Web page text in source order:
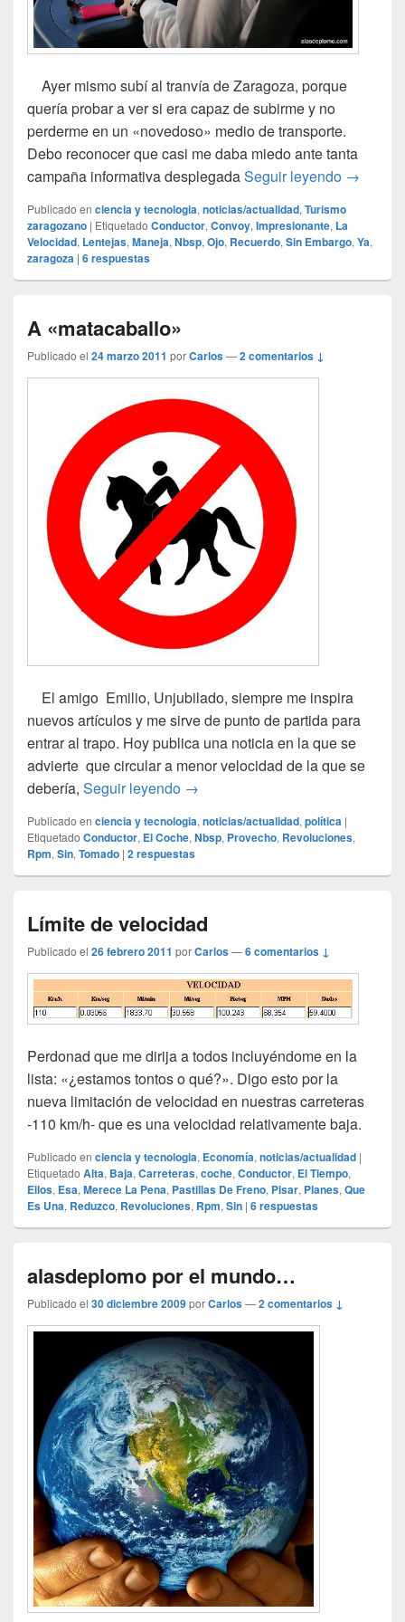
Ayer mismo subí al tranvía de Zaragoza, porque
quería probar a ver si era capaz de subirme y no
perderme en un «novedoso» medio de transporte.
Debo reconocer que casi me daba miedo ante tanta
campaña informativa desplegadaSeguir leyendo Estreno
→
Publicado en ciencia y tecnologia, noticias/actualidad, Turismo
zaragozano | Etiquetado Conductor, Convoy, Impresionante, La
Velocidad, Lentejas, Maneja, Nbsp, Ojo, Recuerdo, Sin Embargo, Ya,
zaragoza | 6respuestas
A «matacaballo»
Publicado el 24 marzo 2011 porCarlos—2 comentarios ↓
El amigo Emilio, Unjubilado, siempre me inspira
nuevos artículos y me sirve de punto de partida para
entrar al trapo. Hoy publica una noticia en la que se
advierte que circular a menor velocidad de la que se
debería, Seguir leyendo A «matacaballo»
→
Publicado en ciencia y tecnologia, noticias/actualidad, política |
Etiquetado Conductor, El Coche, Nbsp, Provecho, Revoluciones,
Rpm, Sin, Tomado | 2 respuestas
Límite de velocidad
Publicado el 26 febrero 2011 porCarlos—6 comentarios ↓
Perdonad que me dirija a todos incluyéndome en la
lista: «¿estamos tontos o qué?». Digo esto por la
nueva limitación de velocidad en nuestras carreteras
-110 km/h- que es una velocidad relativamente baja.
Publicado en ciencia y tecnologia, Economía, noticias/actualidad |
Etiquetado Alta, Baja, Carreteras, coche, Conductor, El Tiempo,
Ellos, Esa, Merece La Pena, Pastillas De Freno, Pisar, Planes, Que
Es Una, Reduzco, Revoluciones, Rpm, Sin | 6respuestas
alasdeplomo por el mundo…
Publicado el 30 diciembre 2009porCarlos—2 comentarios ↓